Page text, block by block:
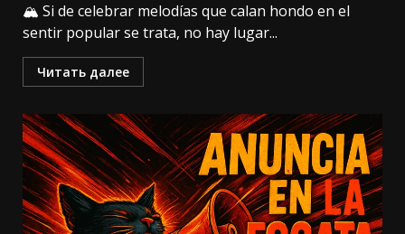
🏔 Si de celebrar melodías que calan hondo en el
sentir popular se trata, no hay lugar...
Читать далее